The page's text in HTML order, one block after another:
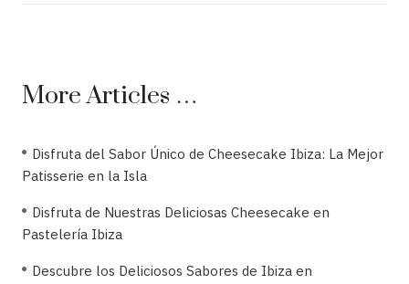
More Articles …
Disfruta del Sabor Único de Cheesecake Ibiza: La Mejor
Patisserie en la Isla
Disfruta de Nuestras Deliciosas Cheesecake en
Pastelería Ibiza
Descubre los Deliciosos Sabores de Ibiza en